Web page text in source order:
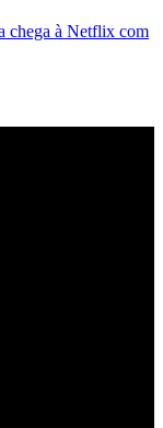
chega à Netflix com